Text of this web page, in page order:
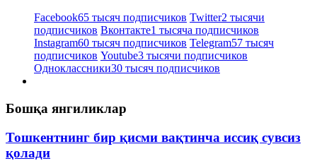
Facebook65 тысяч подписчиков Twitter2 тысячи
подписчиков Вконтакте1 тысяча подписчиков
Instagram60 тысяч подписчиков Telegram57 тысяч
подписчиков Youtube3 тысячи подписчиков
Одноклассники30 тысяч подписчиков
Бошқа янгиликлар
Тошкентнинг бир қисми вақтинча иссиқ сувсиз
қолади